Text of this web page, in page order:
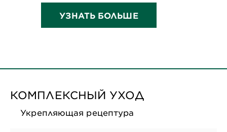
УЗНАТЬ БОЛЬШЕ
КОМПЛЕКСНЫЙ УХОД
Укрепляющая рецептура